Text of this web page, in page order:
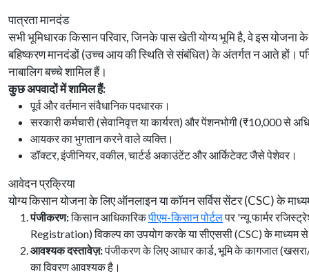
पात्रता मानदंड
सभी भूमिधारक किसान परिवार, जिनके पास खेती योग्य भूमि है, वे इस योजना
बहिष्करण मानदंडों (उच्च आय की स्थिति से संबंधित) के अंतर्गत न आते हों।
नाबालिग बच्चे शामिल हैं।
कुछ अपवादों में शामिल हैं:
पूर्व और वर्तमान संवैधानिक पदधारक।
सरकारी कर्मचारी (सेवानिवृत्त या कार्यरत) और पेंशनभोगी (₹10,000 से
आयकर का भुगतान करने वाले व्यक्ति।
डॉक्टर, इंजीनियर, वकील, चार्टर्ड अकाउंटेंट और आर्किटेक्ट जैसे पेशेवर।
आवेदन प्रक्रिया
योग्य किसान योजना के लिए ऑनलाइन या कॉमन सर्विस सेंटर (CSC) के
पंजीकरण:किसान आधिकारिकपीएम-किसान पोर्टलपर 'न्यू फार्मर
Registration) विकल्प का उपयोग करके या सीएससी (CSC) के
आवश्यक दस्तावेज़:पंजीकरण के लिए आधार कार्ड, भूमि के कागजात
का विवरण आवश्यक है।